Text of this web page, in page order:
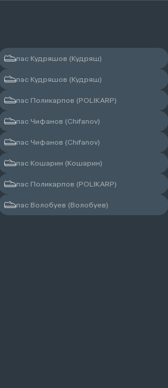
Чалий Андрей
пас Кудряшов (Кудряш)
пас Кудряшов (Кудряш)
пас Поликарпов (POLIKARP)
пас Чифанов (Chifanov)
пас Чифанов (Chifanov)
пас Кошарин (Кошарин)
пас Поликарпов (POLIKARP)
пас Волобуев (Волобуев)